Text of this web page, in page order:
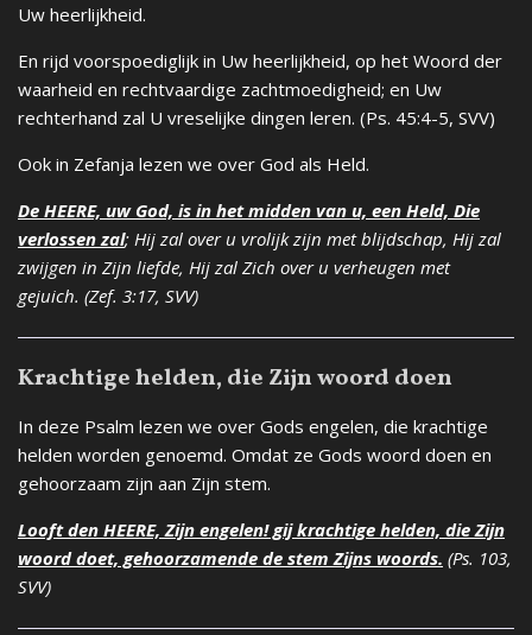
Uw heerlijkheid.
En rijd voorspoediglijk in Uw heerlijkheid, op het Woord der
waarheid en rechtvaardige zachtmoedigheid; en Uw
rechterhand zal U vreselijke dingen leren. (Ps. 45:4-5, SVV)
Ook in Zefanja lezen we over God als Held.
De HEERE, uw God, is in het midden van u, een Held, Die
verlossen zal; Hij zal over u vrolijk zijn met blijdschap, Hij zal
zwijgen in Zijn liefde, Hij zal Zich over u verheugen met
gejuich. (Zef. 3:17, SVV)
Krachtige helden, die Zijn woord doen
In deze Psalm lezen we over Gods engelen, die krachtige
helden worden genoemd. Omdat ze Gods woord doen en
gehoorzaam zijn aan Zijn stem.
Looft den HEERE, Zijn engelen! gij krachtige helden, die Zijn
woord doet, gehoorzamende de stem Zijns woords. (Ps. 103,
SVV)